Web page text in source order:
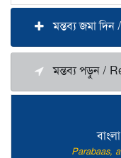
Parabaas,
মন্তব্য জমা
মন্তব্য পড়ুন /